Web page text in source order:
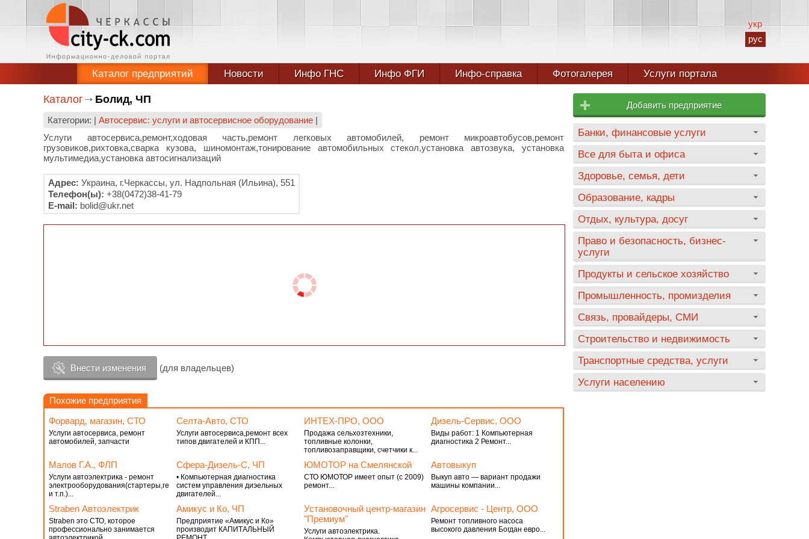
укр
рус
Каталог предприятий Новости Инфо ГНС Инфо ФГИ Инфо-справка Фотогалерея Услуги портала
Каталог Болид, ЧП
Категории: | Автосервис: услуги и автосервисное оборудование |
Услуги автосервиса,ремонт,ходовая часть,ремонт легковых автомобилей, ремонт микроавтобусов,ремонт
грузовиков,рихтовка,сварка кузова, шиномонтаж,тонирование автомобильных стекол,установка автозвука, установка
мультимедиа,установка автосигнализаций
Адрес: Украина, г.Черкассы, ул. Надпольная (Ильина), 551
Телефон(ы): +38(0472)38-41-79
E-mail: bolid@ukr.net
Внести изменения (для владельцев)
Похожие предприятия
Форвард, магазин, СТО
Услуги автосервиса, ремонт
автомобилей, запчасти
Селта-Авто, СТО
Услуги автосервиса,ремонт всех
типов двигателей и КПП...
ИНТЕХ-ПРО, ООО
Продажа сельхозтехники,
топливные колонки,
топливозаправщики, счетчики к...
Дизель-Сервис, ООО
Виды работ: 1 Компьютерная
диагностика 2 Ремонт...
Малов Г.А., ФЛП
Услуги автоэлектрика - ремонт
электрооборудования(стартеры,генераторы,проводка
и т.п.)...
Сфера-Дизель-С, ЧП
• Компьютерная диагностика
систем управления диэельных
двигателей...
ЮМОТОР на Смелянской
СТО ЮМОТОР имеет опыт (с 2009)
ремонт...
Автовыкуп
Выкуп авто — вариант продажи
машины компании...
Straben Автоэлектрик
Straben это СТО, которое
профессионально занимается
Амикус и Ко, ЧП
Предприятие «Амикус и Ко»
производит КАПИТАЛЬНЫЙ
Установочный центр-магазин
"Премиум"
Услуги автоэлектрика.
Агросервис - Центр, ООО
Ремонт топливного насоса
высокого давления Богдан евро...
Добавить предприятие
Банки, финансовые услуги
Все для быта и офиса
Здоровье, семья, дети
Образование, кадры
Отдых, культура, досуг
Право и безопасность, бизнес-
услуги
Продукты и сельское хозяйство
Промышленность, промизделия
Связь, провайдеры, СМИ
Строительство и недвижимость
Транспортные средства, услуги
Услуги населению